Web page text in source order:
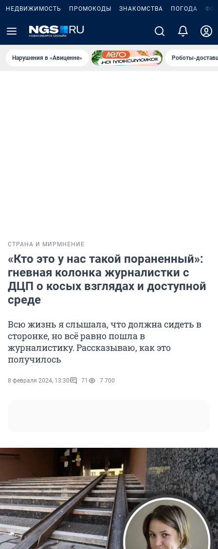
НЕДВИЖИМОСТЬ ПРОМОКОДЫ ЗНАКОМСТВА ПОГОДА
Нарушения в «Авиценне» Роботы-
СТРАНА И МИР МНЕНИЕ
«Кто это у нас такой пораненный»:
гневная колонка журналистки с
ДЦП о косых взглядах и доступной
среде
Всю жизнь я слышала, что должна сидеть в
сторонке, но всё равно пошла в
журналистику. Рассказываю, как это
получилось
8 февраля 2024, 13:30 71 7 700